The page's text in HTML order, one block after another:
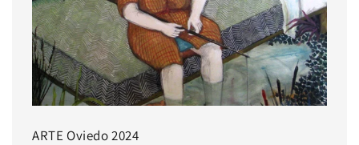
ARTE Oviedo 2024